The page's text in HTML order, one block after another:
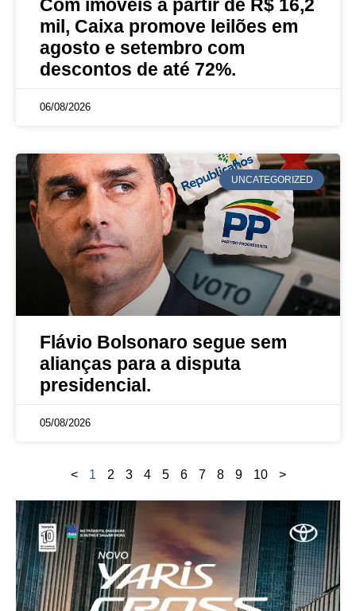
Com imóveis a partir de R$ 16,2
mil, Caixa promove leilões em
agosto e setembro com
descontos de até 72%.
06/08/2026
UNCATEGORIZED
Flávio Bolsonaro segue sem
alianças para a disputa
presidencial.
05/08/2026
< 1 2 3 4 5 6 7 8 9 10 >